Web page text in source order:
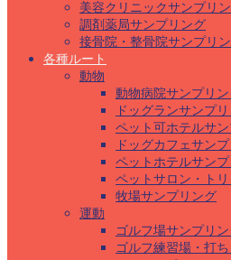
美容クリニックサンプリ
調剤薬局サンプリング
接骨院・整骨院サンプリ
各種ルート
動物
動物病院サンプリ
ドッグランサンプ
ペット可ホテルサ
ドッグカフェサン
ペットホテルサン
ペットサロン・ト
牧場サンプリング
運動
ゴルフ場サンプリ
ゴルフ練習場・打